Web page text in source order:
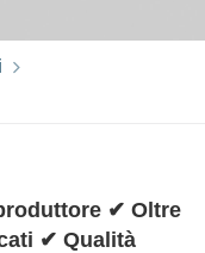
✔ Oltre
✔ Qualità